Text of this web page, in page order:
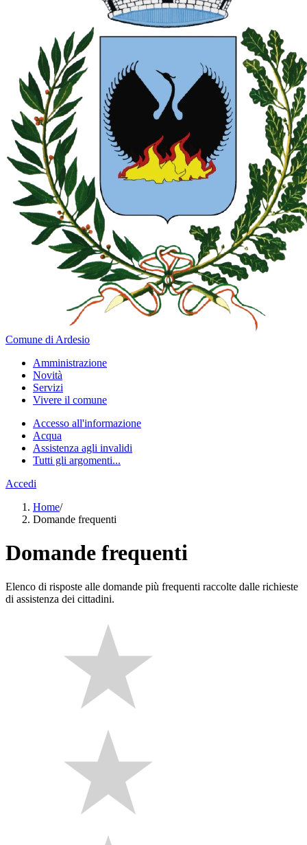
Comune di Ardesio
Amministrazione
Novità
Servizi
Vivere il comune
Accesso all'informazione
Acqua
Assistenza agli invalidi
Tutti gli argomenti...
Accedi
Home/
Domande frequenti
Domande frequenti
Elenco di risposte alle domande più frequenti raccolte dalle richieste
di assistenza dei cittadini.